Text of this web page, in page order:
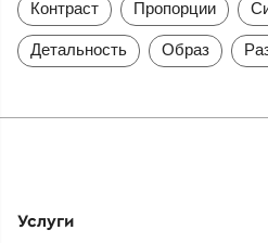
Контраст Пропорции
Детальность Образ
Услуги